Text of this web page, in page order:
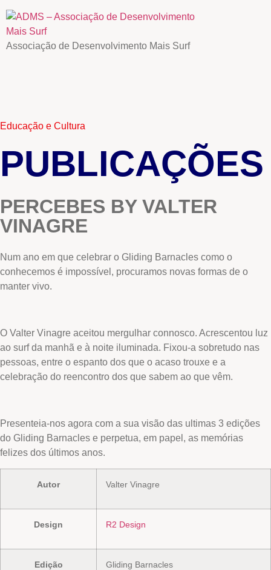
Associação de Desenvolvimento Mais Surf
Educação e Cultura
PUBLICAÇÕES
PERCEBES BY VALTER
VINAGRE
Num ano em que celebrar o Gliding Barnacles como o
conhecemos é impossível, procuramos novas formas de o
manter vivo.
O Valter Vinagre aceitou mergulhar connosco. Acrescentou luz
ao surf da manhã e à noite iluminada. Fixou-a sobretudo nas
pessoas, entre o espanto dos que o acaso trouxe e a
celebração do reencontro dos que sabem ao que vêm.
Presenteia-nos agora com a sua visão das ultimas 3 edições
do Gliding Barnacles e perpetua, em papel, as memórias
felizes dos últimos anos.
Autor Valter Vinagre
Design R2 Design
Edição Gliding Barnacles